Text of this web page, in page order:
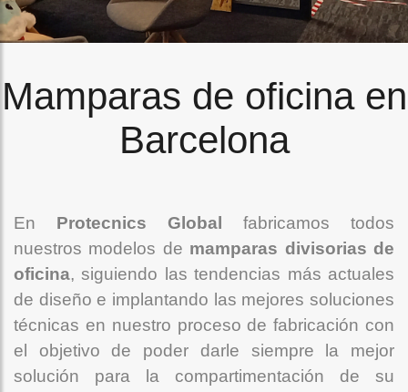
Mamparas de oficina en
Barcelona
En Protecnics Global
fabricamos todos
nuestros modelos de mamparas divisorias de
oficina, siguiendo las tendencias más actuales
de diseño e implantando las mejores soluciones
técnicas en nuestro proceso de fabricación con
el objetivo de poder darle siempre la mejor
solución para la compartimentación de su